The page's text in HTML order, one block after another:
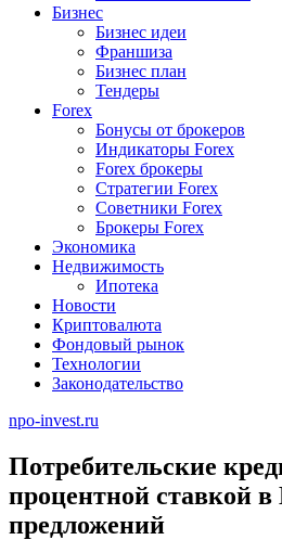
Бизнес
Бизнес идеи
Франшиза
Бизнес план
Тендеры
Forex
Бонусы от брокеров
Индикаторы Forex
Forex брокеры
Стратегии Forex
Советники Forex
Брокеры Forex
Экономика
Недвижимость
Ипотека
Новости
Криптовалюта
Фондовый рынок
Технологии
Законодательство
npo-invest.ru
Потребительские
процентной ставкой
предложений